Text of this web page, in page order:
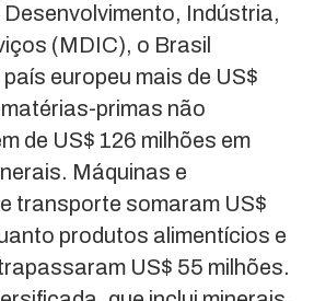
Indústria,
(MDIC), o Brasil
europeu mais de US$
primas não
de US$ 126 milhões em
Máquinas e
transporte somaram US$
produtos alimentícios e
US$ 55 milhões.